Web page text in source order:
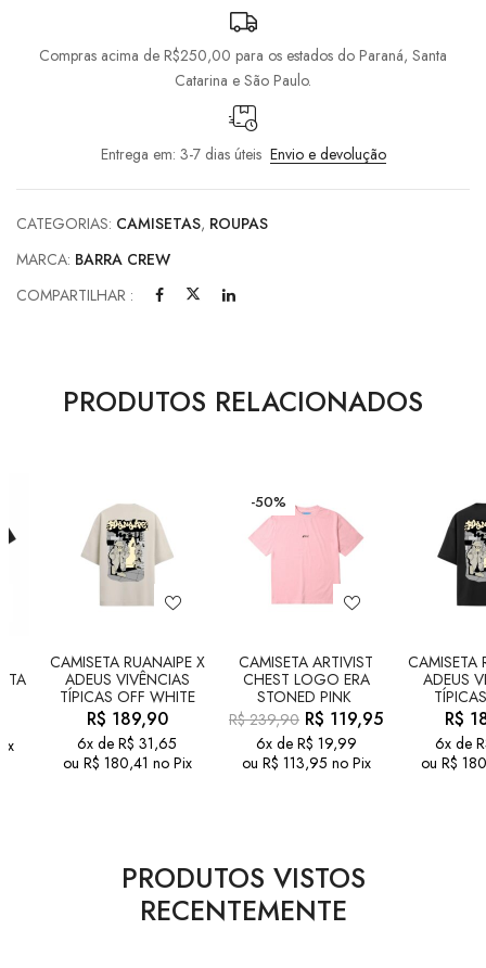
Compras acima de R$250,00 para os estados do Paraná, Santa
Catarina e São Paulo.
Entrega em: 3-7 dias úteis Envio e devolução
CATEGORIAS: CAMISETAS, ROUPAS
MARCA: BARRA CREW
COMPARTILHAR :
PRODUTOS RELACIONADOS
CAMISETA RUANAIPE X
ADEUS VIVÊNCIAS
TÍPICAS OFF WHITE
R$ 189,90
6x de R$ 31,65
ou R$ 180,41 no Pix
-50%
CAMISETA ARTIVIST
CHEST LOGO ERA
STONED PINK
R$239,90 R$ 119,95
6x de R$ 19,99
ou R$ 113,95 no Pix
CAMISETA
ADEUS
R$
6x de
ou R$
PRODUTOS VISTOS
RECENTEMENTE